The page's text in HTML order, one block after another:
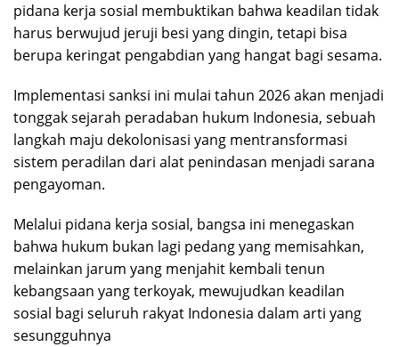
pidana kerja sosial membuktikan bahwa keadilan tidak
harus berwujud jeruji besi yang dingin, tetapi bisa
berupa keringat pengabdian yang hangat bagi sesama.
Implementasi sanksi ini mulai tahun 2026 akan menjadi
tonggak sejarah peradaban hukum Indonesia, sebuah
langkah maju dekolonisasi yang mentransformasi
sistem peradilan dari alat penindasan menjadi sarana
pengayoman.
Melalui pidana kerja sosial, bangsa ini menegaskan
bahwa hukum bukan lagi pedang yang memisahkan,
melainkan jarum yang menjahit kembali tenun
kebangsaan yang terkoyak, mewujudkan keadilan
sosial bagi seluruh rakyat Indonesia dalam arti yang
sesungguhnya